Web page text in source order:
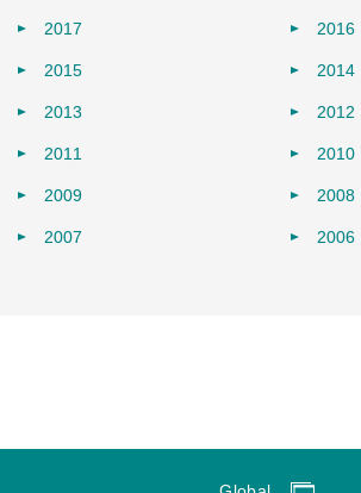
2017 2016
2015 2014
2013 2012
2011 2010
2009 2008
2007 2006